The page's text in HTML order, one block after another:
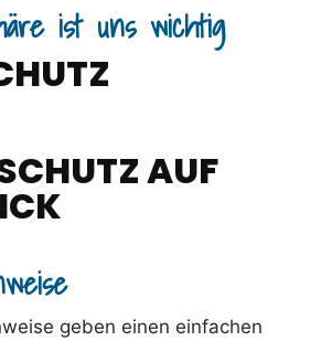
ist uns wichtig
AUF
geben einen einfachen